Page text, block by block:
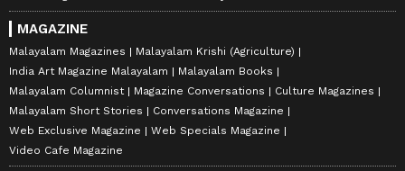
MAGAZINE
Malayalam Magazines
Malayalam Krishi (Agriculture)
India Art Magazine Malayalam
Malayalam Books
Malayalam Columnist
Magazine Conversations
Culture Magazines
Malayalam Short Stories
Conversations Magazine
Web Exclusive Magazine
Web Specials Magazine
Video Cafe Magazine